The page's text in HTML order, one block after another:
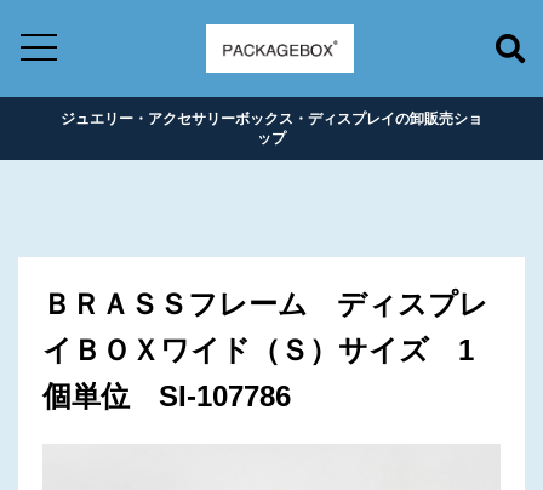
ジュエリー・アクセサリーボックス・ディスプレイの卸販売ショ
ップ
ＢＲＡＳＳフレーム ディスプレ
イＢＯＸワイド（Ｓ）サイズ 1
個単位 SI-107786